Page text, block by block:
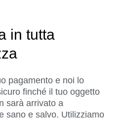
in tutta
pagamento e noi lo
finché il tuo oggetto
sarà arrivato a
sano e salvo. Utilizziamo